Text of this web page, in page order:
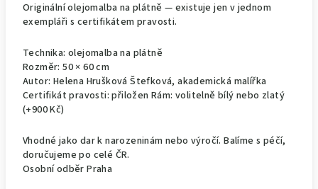
Originální olejomalba na plátně — existuje jen v jednom
exempláři s certifikátem pravosti.
Technika: olejomalba na plátně
Rozměr: 50 × 60 cm
Autor: Helena Hrušková Štefková, akademická malířka
Certifikát pravosti: přiložen Rám: volitelně bílý nebo zlatý
(+900 Kč)
Vhodné jako dar k narozeninám nebo výročí. Balíme s péčí,
doručujeme po celé ČR.
Osobní odběr Praha